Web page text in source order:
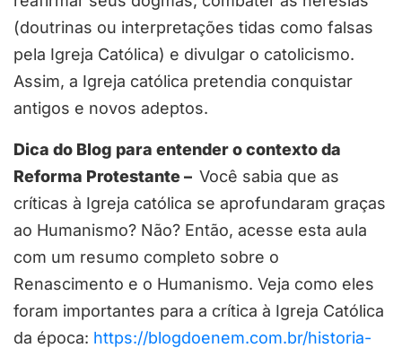
(doutrinas ou interpretações tidas como falsas
pela Igreja Católica) e divulgar o catolicismo.
Assim, a Igreja católica pretendia conquistar
antigos e novos adeptos.
Dica do Blog para entender o contexto da
Reforma Protestante – Você sabia que as
críticas à Igreja católica se aprofundaram graças
ao Humanismo? Não? Então, acesse esta aula
com um resumo completo sobre o
Renascimento e o Humanismo. Veja como eles
foram importantes para a crítica à Igreja Católica
da época: https://blogdoenem.com.br/historia-